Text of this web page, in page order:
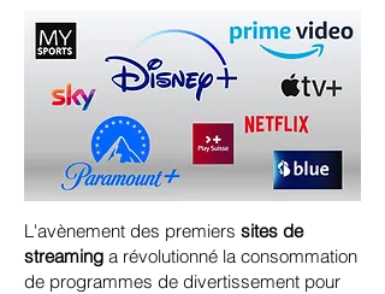
L'avènement des premiers sites de
streaming a révolutionné la consommation
de programmes de divertissement pour